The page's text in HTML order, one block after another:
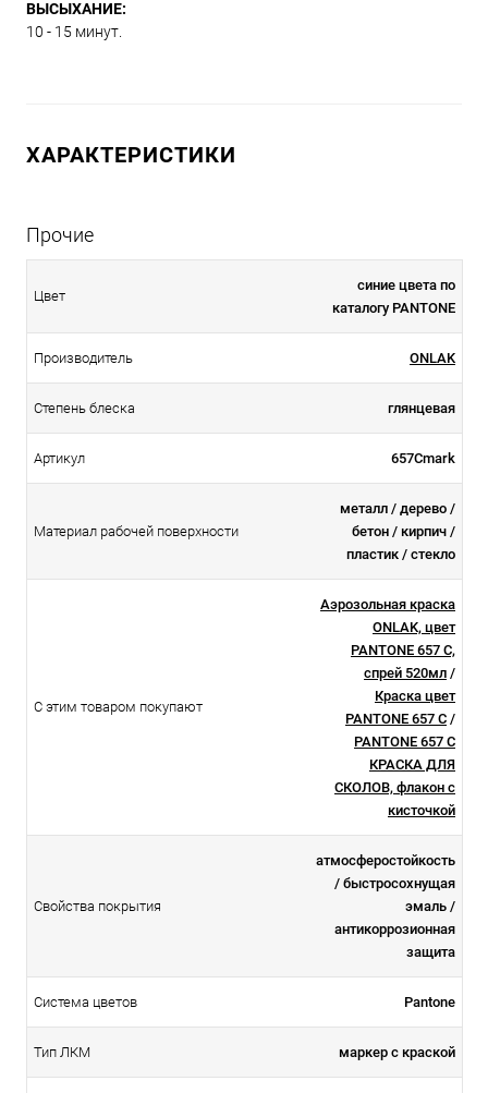
ВЫСЫХАНИЕ:
10 - 15 минут.
ХАРАКТЕРИСТИКИ
Прочие
Цвет
синие цвета по
каталогу PANTONE
Производитель ONLAK
Степень блеска глянцевая
Артикул 657Cmark
Материал рабочей поверхности
металл / дерево /
бетон / кирпич /
пластик / стекло
С этим товаром покупают
Аэрозольная краска
ONLAK, цвет
PANTONE 657 C,
спрей 520мл /
Краска цвет
PANTONE 657 C /
PANTONE 657 C
КРАСКА ДЛЯ
СКОЛОВ, флакон с
кисточкой
Свойства покрытия
атмосферостойкоcть
/ быстросохнущая
эмаль /
антикоррозионная
защита
Система цветов Pantone
Тип ЛКМ маркер с краской